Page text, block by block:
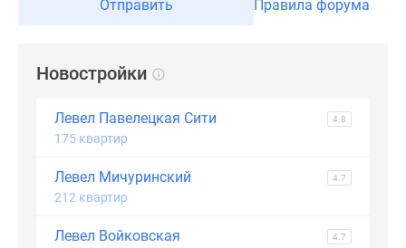
Отправить Правила форума
Новостройки
Левел Павелецкая Сити 4.8
175 квартир
Левел Мичуринский 4.7
212 квартир
Левел Войковская 4.7